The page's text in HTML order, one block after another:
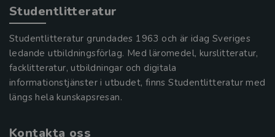
Studentlitteratur
Studentlitteratur grundades 1963 och är idag Sveriges
ledande utbildningsförlag. Med läromedel, kurslitteratur,
facklitteratur, utbildningar och digitala
informationstjänster i utbudet, finns Studentlitteratur med
längs hela kunskapsresan.
Kontakta oss